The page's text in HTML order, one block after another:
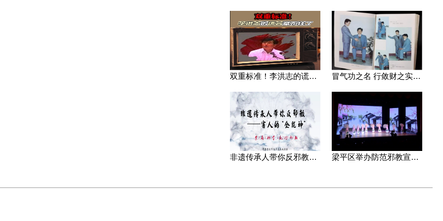
双重标准！李洪志的谎言藏不住了 冒气功之名 行敛财之实 张宏堡义女“小倩”团伙覆灭记
非遗传承人带你反邪教—害人的“全能神” 梁平区举办防范邪教宣传专场文艺演出